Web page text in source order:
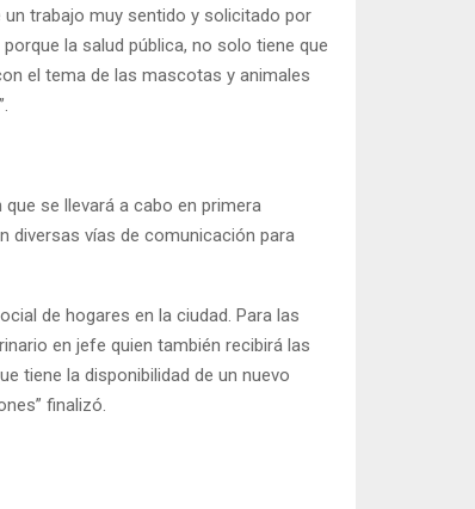
trabajo muy sentido y solicitado por
la salud pública, no solo tiene que
el tema de las mascotas y animales
se llevará a cabo en primera
diversas vías de comunicación para
de hogares en la ciudad. Para las
en jefe quien también recibirá las
tiene la disponibilidad de un nuevo
finalizó.